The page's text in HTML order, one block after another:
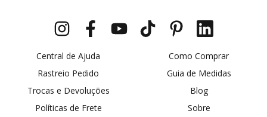
Central de Ajuda
Rastreio Pedido
Trocas e Devoluções
Políticas de Frete
Como Comprar
Guia de Medidas
Blog
Sobre